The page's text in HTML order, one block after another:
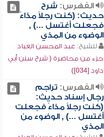
الفهرس: شرح
حديث: (كنت رجلاً مذاءً
فجعلت أغتسل ...) ,
الوضوء من المذي
للشيخ: عبد المحسن العباد
جزء من محاضرة ( شرح سنن أبي
داود [034])
الفهرس: تراجم
رجال إسناد حديث:
(كنت رجلاً مذاءً فجعلت
أغتسل ...) , الوضوء من
المذي